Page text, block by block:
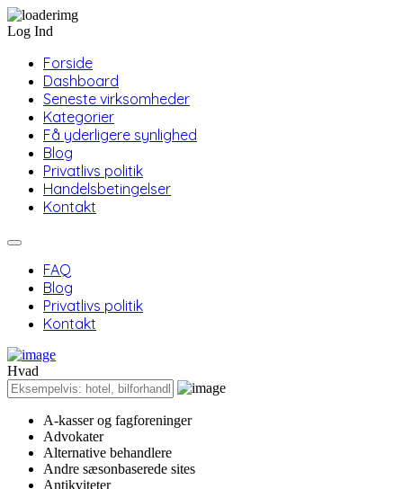
Log Ind
Forside
Dashboard
Seneste virksomheder
Kategorier
Få yderligere synlighed
Blog
Privatlivs politik
Handelsbetingelser
Kontakt
FAQ
Blog
Privatlivs politik
Kontakt
Hvad
A-kasser og fagforeninger
Advokater
Alternative behandlere
Andre sæsonbaserede sites
Antikviteter